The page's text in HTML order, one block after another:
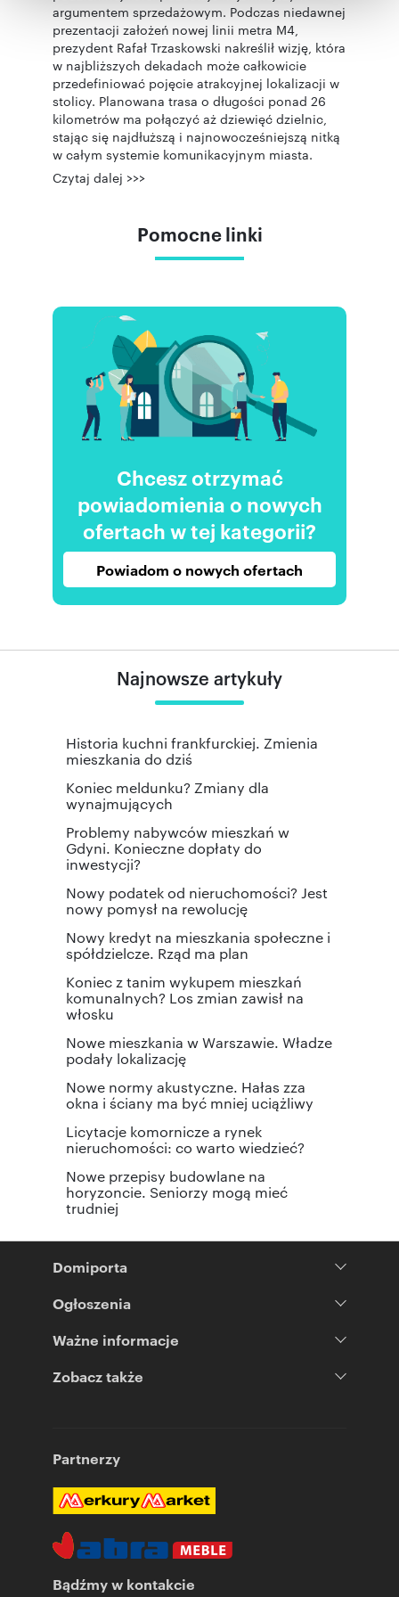
otrzymanymi od Ciebie lub uzyskanymi podczas
korzystania z ich usług.
argumentem sprzedażowym. Podczas niedawnej
prezentacji założeń nowej linii metra M4,
prezydent Rafał Trzaskowski nakreślił wizję, która
w najbliższych dekadach może całkowicie
przedefiniować pojęcie atrakcyjnej lokalizacji w
stolicy. Planowana trasa o długości ponad 26
kilometrów ma połączyć aż dziewięć dzielnic,
stając się najdłuższą i najnowocześniejszą nitką
w całym systemie komunikacyjnym miasta.
Czytaj dalej >>>
Pomocne linki
Chcesz otrzymać
powiadomienia o nowych
ofertach w tej kategorii?
Powiadom o nowych ofertach
Najnowsze artykuły
Historia kuchni frankfurckiej. Zmienia
mieszkania do dziś
Koniec meldunku? Zmiany dla
wynajmujących
Problemy nabywców mieszkań w
Gdyni. Konieczne dopłaty do
inwestycji?
Nowy podatek od nieruchomości? Jest
nowy pomysł na rewolucję
Nowy kredyt na mieszkania społeczne i
spółdzielcze. Rząd ma plan
Koniec z tanim wykupem mieszkań
komunalnych? Los zmian zawisł na
włosku
Nowe mieszkania w Warszawie. Władze
podały lokalizację
Nowe normy akustyczne. Hałas zza
okna i ściany ma być mniej uciążliwy
Licytacje komornicze a rynek
nieruchomości: co warto wiedzieć?
Nowe przepisy budowlane na
horyzoncie. Seniorzy mogą mieć
trudniej
Domiporta
Ogłoszenia
Ważne informacje
Zobacz także
Partnerzy
Bądźmy w kontakcie